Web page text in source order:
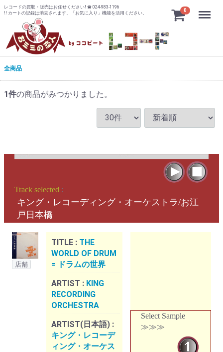
レコードの買取・販売はお任せください! ☎ 024-983-1196
!! カートの記録は消去されます、「お気に入り」機能を活用ください。
0 Menu
全商品
1件の商品がみつかりました。
Track selected :
キング・レコーディング・オーケストラ/お江
戸日本橋
店舗
TITLE : THE
WORLD OF DRUM
= ドラムの世界
ARTIST : KING
RECORDING
ORCHESTRA
ARTIST(日本語) :
キング・レコーデ
ィング・オーケス
Select Sample
≫≫≫